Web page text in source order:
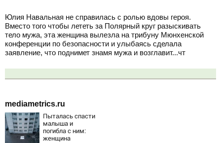
Юлия Навальная не справилась с ролью вдовы героя.
Вместо того чтобы лететь за Полярный круг разыскивать
тело мужа, эта женщина вылезла на трибуну Мюнхенской
конференции по безопасности и улыбаясь сделала
заявление, что поднимет знамя мужа и возглавит...чт
mediametrics.ru
Пыталась спасти
малыша и
погибла с ним:
женщина